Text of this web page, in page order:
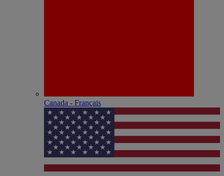
Canada - Français